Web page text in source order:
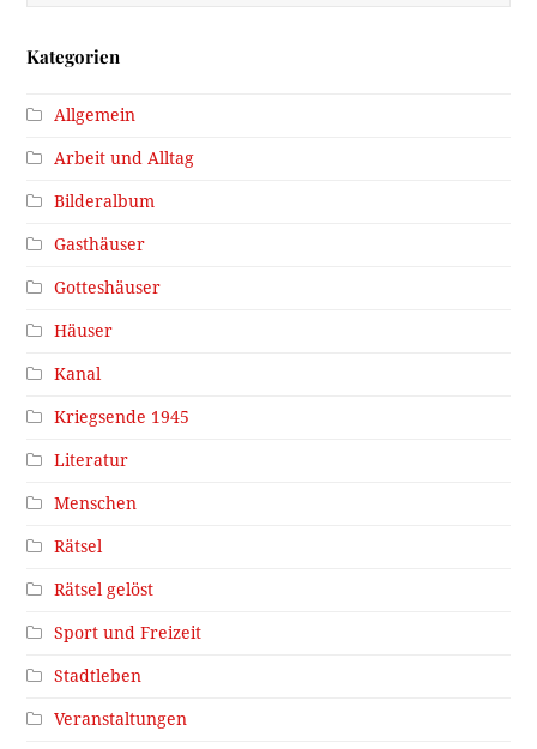
Kategorien
Allgemein
Arbeit und Alltag
Bilderalbum
Gasthäuser
Gotteshäuser
Häuser
Kanal
Kriegsende 1945
Literatur
Menschen
Rätsel
Rätsel gelöst
Sport und Freizeit
Stadtleben
Veranstaltungen